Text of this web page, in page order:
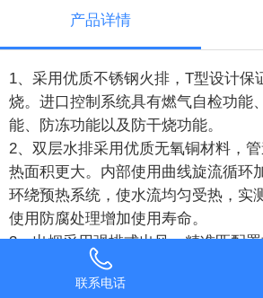
产品详情
1、采用优质不锈钢火排，T型设计保
烧。进口控制系统具有燃气自检功能
能、防冻功能以及防干烧功能。
2、双层水排采用优质无氧铜材料，
热面积更大。内部使用曲线旋流循环
环绕预热系统，使水流均匀受热，实
使用防腐处理增加使用寿命。
3、出烟采用强排式出风，精准匹配
足，并设有防倒风装置，保证燃烧后
室外，创造舒适的使用环境。
联系电话